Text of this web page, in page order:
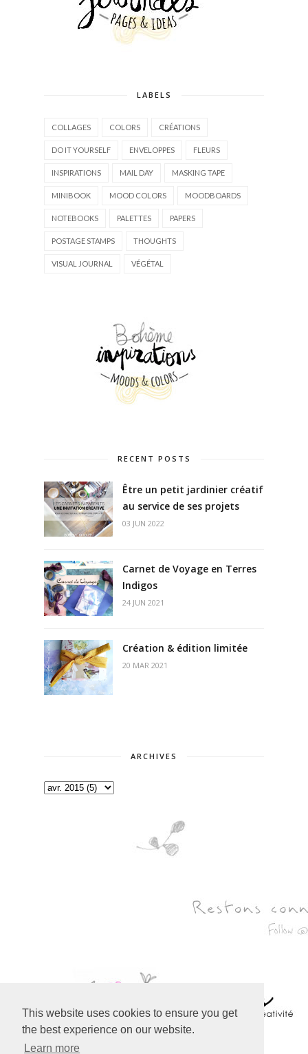
This website uses cookies to ensure you get
the best experience on our website.
Learn more
LABELS
COLLAGES COLORS CRÉATIONS
DO IT YOURSELF ENVELOPPES FLEURS
INSPIRATIONS MAIL DAY MASKING TAPE
MINIBOOK MOOD COLORS MOODBOARDS
NOTEBOOKS PALETTES PAPERS
POSTAGE STAMPS THOUGHTS
VISUAL JOURNAL VÉGÉTAL
RECENT POSTS
Être un petit jardinier créatif
au service de ses projets
03 JUN 2022
Carnet de Voyage en Terres
Indigos
24 JUN 2021
Création & édition limitée
20 MAR 2021
ARCHIVES